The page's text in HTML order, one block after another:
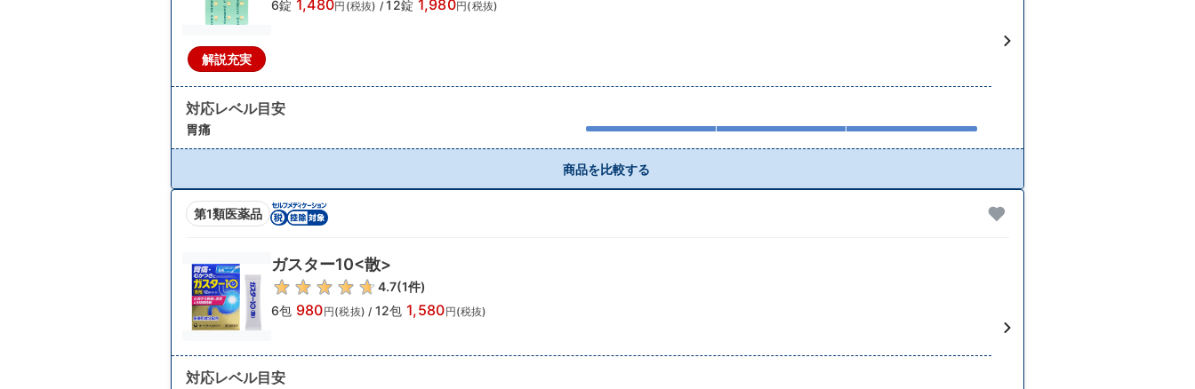
解説充実
6錠 1,480円(税抜) / 12錠 1,980円(税抜)
対応レベル目安
胃痛
商品を比較する
第1類医薬品
ガスター10<散>
4.7(1件)
6包 980円(税抜) / 12包 1,580円(税抜)
対応レベル目安